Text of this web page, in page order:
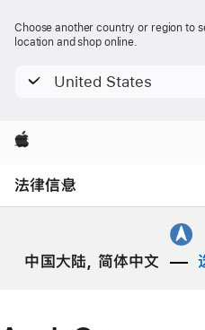
Choose another country or region to
location and shop online.
United States
Apple
法律信息
Menu
中国大陆, 简体中文